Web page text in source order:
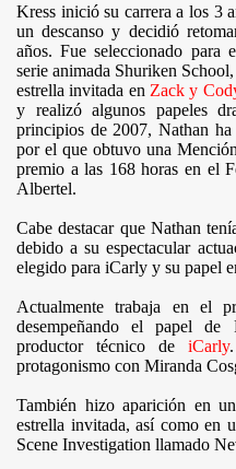
Kress inició su carrera a los 3
un descanso y decidió
años. Fue seleccionado
serie animada Shuriken
estrella invitada en Zack y
y realizó algunos papeles
principios de 2007, Nathan
por el que obtuvo una
premio a las 168 horas en el
Albertel.
Cabe destacar que Nathan
debido a su espectacular
elegido para iCarly y su papel
Actualmente trabaja en el
desempeñando el papel de
productor técnico de iCarly
protagonismo con Miranda
También hizo aparición en
estrella invitada, así como en
Scene Investigation llamado